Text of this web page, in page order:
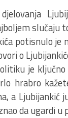
slučaju
potisnulo je
o
je
hrabro
a Ljubijankić
da ugardi